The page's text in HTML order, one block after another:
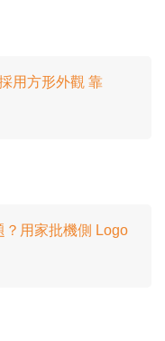
用方形外觀 靠
？用家批機側 Logo